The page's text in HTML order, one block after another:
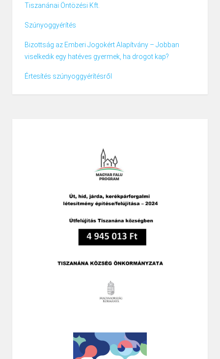
Tiszanánai Öntözési Kft.
Szúnyoggyérítés
Bizottság az Emberi Jogokért Alapítvány – Jobban
viselkedik egy hatéves gyermek, ha drogot kap?
Értesítés szúnyoggyérítésről